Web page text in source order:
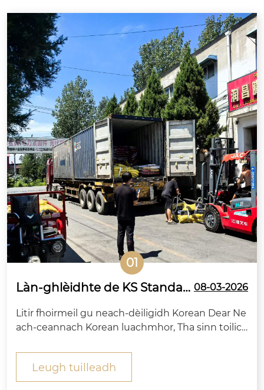
01
Làn-ghlèidhte de KS Standar
u Korea bho Zitai Fastener
08-03-2026
Litir fhoirmeil gu neach-dèiligidh Korean Dear Ne
ach-ceannach Korean luachmhor, Tha sinn toilich
ceann hex àrd-neart còmhla ri cnothan maidsid
h, nigheadairean còmhnard agus nigheadairean
earraich a dh ’òrduich do chompanaidh air crìoch
Leugh tuilleadh